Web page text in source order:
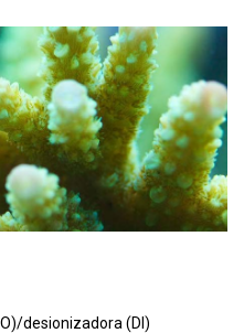
desionizadora (DI)